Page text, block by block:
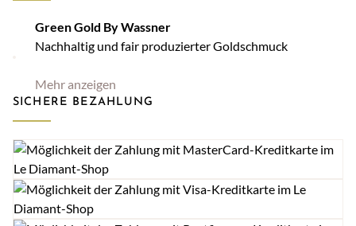
Green Gold By Wassner
Nachhaltig und fair produzierter Goldschmuck
Mehr anzeigen
SICHERE BEZAHLUNG